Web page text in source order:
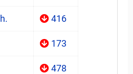
416
173
478